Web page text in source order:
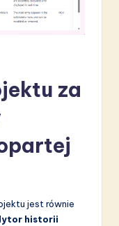
za
jest równie
historii